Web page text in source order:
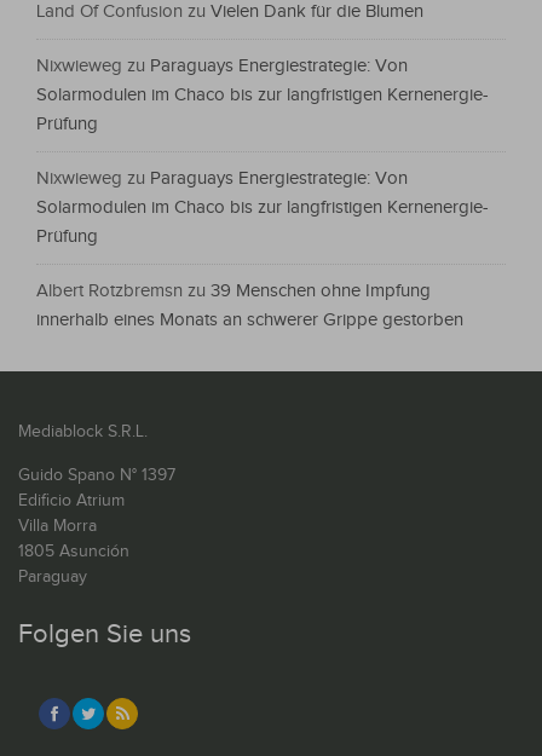
Land Of Confusion zu Vielen Dank für die Blumen
Nixwieweg zu Paraguays Energiestrategie: Von
Solarmodulen im Chaco bis zur langfristigen Kernenergie-
Prüfung
Nixwieweg zu Paraguays Energiestrategie: Von
Solarmodulen im Chaco bis zur langfristigen Kernenergie-
Prüfung
Albert Rotzbremsn zu 39 Menschen ohne Impfung
innerhalb eines Monats an schwerer Grippe gestorben
Mediablock S.R.L.
Guido Spano N° 1397
Edificio Atrium
Villa Morra
1805 Asunción
Paraguay
Folgen Sie uns